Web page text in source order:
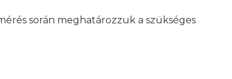
során meghatározzuk a szükséges